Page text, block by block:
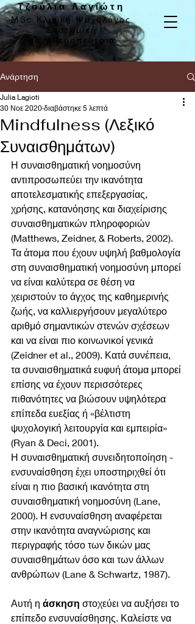
Τζούλια Λαγιώτη
MSc Κλινική Ψυχολόγος
Συστημική
ψυχοθεραπεύτρια
Ανάρτηση
Mindfulness (Λεξικό
Συναισθημάτων)
Julia Lagioti
30 Νοε 2020 διαβάστηκε 5 λεπτά
Η συναισθηματική νοημοσύνη
αντιπροσωπεύει την ικανότητα
αποτελεσματικής επεξεργασίας,
χρήσης, κατανόησης και διαχείρισης
συναισθηματικών πληροφοριών
(Matthews, Zeidner, & Roberts, 2002).
Τα άτομα που έχουν υψηλή βαθμολογία
στη συναισθηματική νοημοσύνη μπορεί
να είναι καλύτερα σε θέση να
χειριστούν το άγχος της καθημερινής
ζωής, να καλλιεργήσουν μεγαλύτερο
αριθμό σημαντικών στενών σχέσεων
και να είναι πιο κοινωνικοί γενικά
(Zeidner et al., 2009). Κατά συνέπεια,
τα συναισθηματικά ευφυή άτομα μπορεί
επίσης να έχουν περισσότερες
πιθανότητες να βιώσουν υψηλότερα
επίπεδα ευεξίας ή «βέλτιστη
ψυχολογική λειτουργία και εμπειρία»
(Ryan & Deci, 2001).
Η συναισθηματική συνειδητοποίηση -
ενσυναίσθηση έχει υποστηριχθεί ότι
είναι η πιο βασική ικανότητα στη
συναισθηματική νοημοσύνη (Lane,
2000). Η ενσυναίσθηση αναφέρεται
στην ικανότητα αναγνώρισης και
περιγραφής τόσο των δικών μας
συναισθημάτων όσο και των άλλων
ανθρώπων (Lane & Schwartz, 1987).
Αυτή η άσκηση στοχεύει να αυξήσει το
επίπεδο ενσυναίσθησης. Καλείστε να